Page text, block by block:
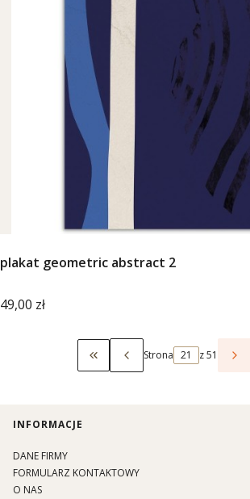
plakat geometric abstract 2
Cena
49,00 zł
Wróć do pierwszej strony z
Strona z 51
Linki w stopce
INFORMACJE
DANE FIRMY
FORMULARZ KONTAKTOWY
O NAS